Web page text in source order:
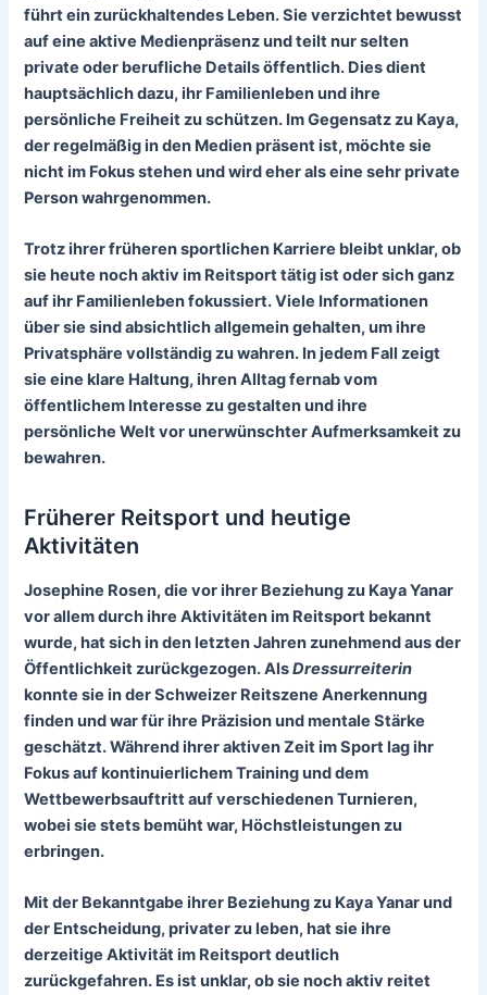
führt ein zurückhaltendes Leben. Sie verzichtet bewusst
auf eine aktive Medienpräsenz und teilt nur selten
private oder berufliche Details öffentlich. Dies dient
hauptsächlich dazu, ihr Familienleben und ihre
persönliche Freiheit zu schützen. Im Gegensatz zu Kaya,
der regelmäßig in den Medien präsent ist, möchte sie
nicht im Fokus stehen und wird eher als eine sehr private
Person wahrgenommen.
Trotz ihrer früheren sportlichen Karriere bleibt unklar, ob
sie heute noch aktiv im Reitsport tätig ist oder sich ganz
auf ihr Familienleben fokussiert. Viele Informationen
über sie sind absichtlich allgemein gehalten, um ihre
Privatsphäre vollständig zu wahren. In jedem Fall zeigt
sie eine klare Haltung, ihren Alltag fernab vom
öffentlichem Interesse zu gestalten und ihre
persönliche Welt vor unerwünschter Aufmerksamkeit zu
bewahren.
Früherer Reitsport und heutige
Aktivitäten
Josephine Rosen, die vor ihrer Beziehung zu Kaya Yanar
vor allem durch ihre Aktivitäten im Reitsport bekannt
wurde, hat sich in den letzten Jahren zunehmend aus der
Öffentlichkeit zurückgezogen. AlsDressurreiterin
konnte sie in der Schweizer Reitszene Anerkennung
finden und war für ihre Präzisionundmentale Stärke
geschätzt. Während ihrer aktiven Zeit im Sport lag ihr
Fokus auf kontinuierlichem Training und dem
Wettbewerbsauftritt auf verschiedenen Turnieren,
wobei sie stets bemüht war, Höchstleistungen zu
erbringen.
Mit der Bekanntgabe ihrer Beziehung zu Kaya Yanar und
der Entscheidung, privater zu leben, hat sie ihre
derzeitige Aktivität im Reitsport deutlich
zurückgefahren. Es ist unklar, ob sie noch aktiv reitet